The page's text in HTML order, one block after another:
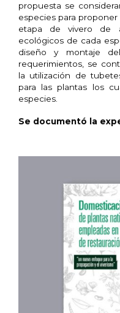
propuesta se
especies para
etapa de vivero de
ecológicos de cada
diseño y montaje
requerimientos, se
la utilización de
para las plantas los
especies.
Se documentó la